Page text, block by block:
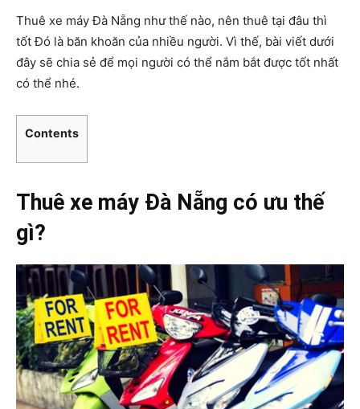
Thuê xe máy Đà Nẵng như thế nào, nên thuê tại đâu thì
tốt Đó là băn khoăn của nhiều người. Vì thế, bài viết dưới
đây sẽ chia sẻ để mọi người có thể nắm bắt được tốt nhất
có thể nhé.
Contents
Thuê xe máy Đà Nẵng có ưu thế
gì?